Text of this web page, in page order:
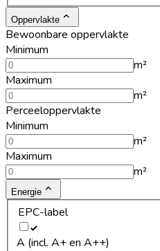
Oppervlakte
Bewoonbare oppervlakte
Minimum
m²
Maximum
m²
Perceeloppervlakte
Minimum
m²
Maximum
m²
Energie
EPC-label
A (incl. A+ en A++)